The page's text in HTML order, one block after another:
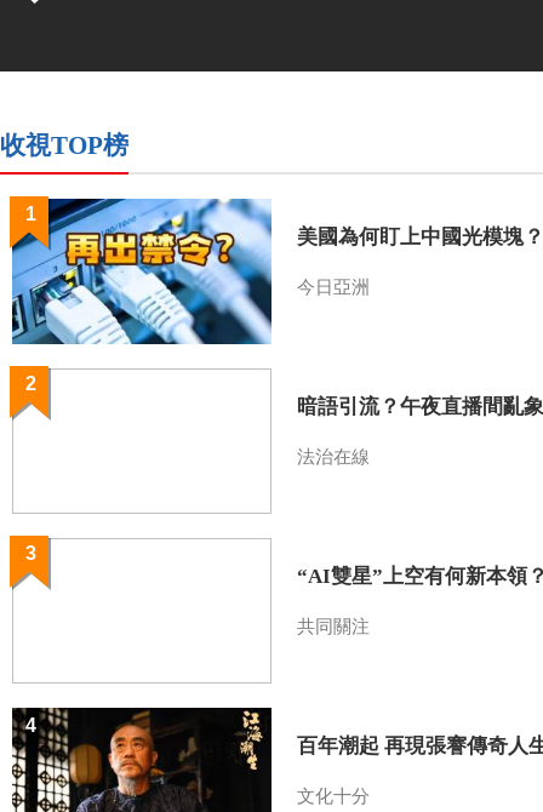
收視TOP榜
美國為何盯上中國光模塊？
今日亞洲
1
暗語引流？午夜直播間亂象
法治在線
2
“AI雙星”上空有何新本領
共同關注
3
百年潮起 再現張謇傳奇人
文化十分
4